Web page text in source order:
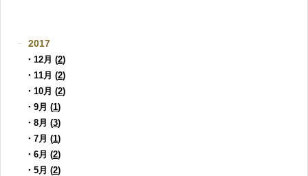
2017
・12月 (2)
・11月 (2)
・10月 (2)
・9月 (1)
・8月 (3)
・7月 (1)
・6月 (2)
・5月 (2)